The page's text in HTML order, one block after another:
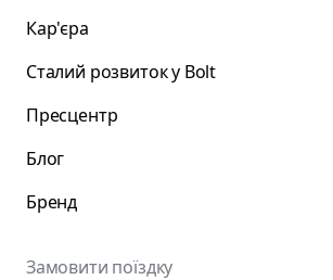
Кар'єра
Сталий розвиток у Bolt
Пресцентр
Блог
Бренд
Замовити поїздку